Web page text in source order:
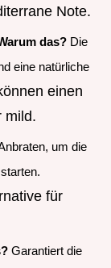
Note.
das? Die
eine natürliche
einen
mild.
um die
für
Garantiert die